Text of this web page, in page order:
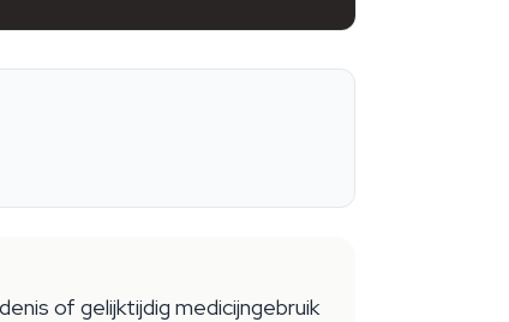
of gelijktijdig medicijngebruik